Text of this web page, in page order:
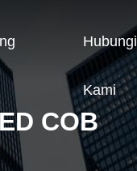
Hubungi
Kami
COB